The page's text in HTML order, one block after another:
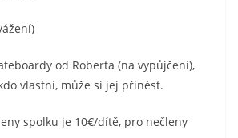
od Roberta (na vypůjčení),
vlastní, může si jej přinést.
spolku je 10€/dítě, pro nečleny